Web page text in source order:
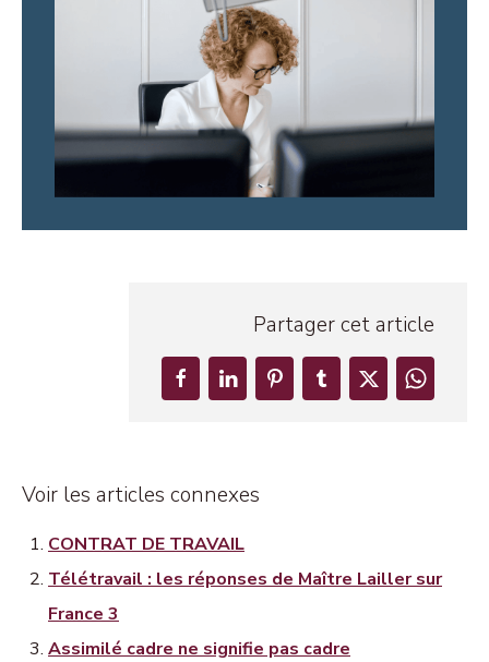
Partager cet article
Voir les articles connexes
CONTRAT DE TRAVAIL
Télétravail : les réponses de Maître Lailler sur
France 3
Assimilé cadre ne signifie pas cadre